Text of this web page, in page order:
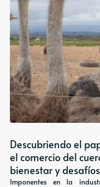
Descubriendo el
el comercio del
bienestar y
Imponentes en la